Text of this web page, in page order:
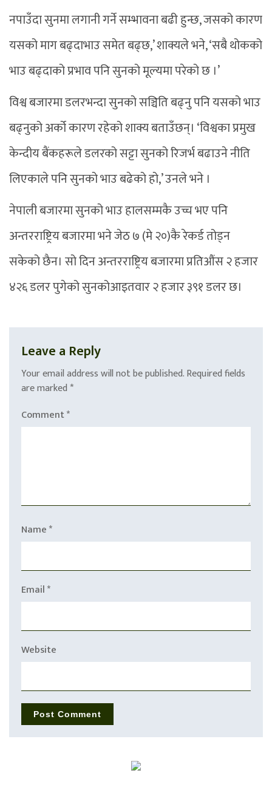
नपाउँदा सुनमा लगानी गर्ने सम्भावना बढी हुन्छ, जसको कारण
यसको माग बढ्दाभाउ समेत बढ्छ,’ शाक्यले भने, ‘सबै थोकको
भाउ बढ्दाको प्रभाव पनि सुनको मूल्यमा परेको छ ।’
विश्व बजारमा डलरभन्दा सुनको सञ्चिति बढ्नु पनि यसको भाउ
बढ्नुको अर्को कारण रहेको शाक्य बताउँछन्। ‘विश्वका प्रमुख
केन्दीय बैंकहरूले डलरको सट्टा सुनको रिजर्भ बढाउने नीति
लिएकाले पनि सुनको भाउ बढेको हो,’ उनले भने ।
नेपाली बजारमा सुनको भाउ हालसम्मकै उच्च भए पनि
अन्तरराष्ट्रिय बजारमा भने जेठ ७ (मे २०)कै रेकर्ड तोड्न
सकेको छैन। सो दिन अन्तरराष्ट्रिय बजारमा प्रतिऔंस २ हजार
४२६ डलर पुगेको सुनकोआइतवार २ हजार ३९१ डलर छ।
Leave a Reply
Your email address will not be published.Required fields
are marked *
Comment*
Name*
Email*
Website